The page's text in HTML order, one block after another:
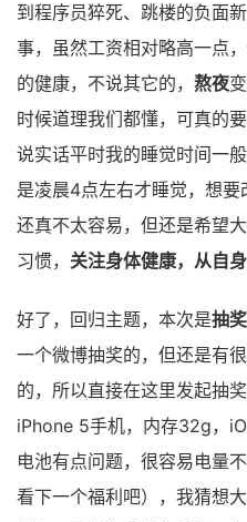
到程序员猝死、跳楼的负面
事，虽然工资相对略高一点
的健康，不说其它的， 熬夜
时候道理我们都懂，可真的
说实话平时我的睡觉时间一
是凌晨4点左右才睡觉，想
还真不太容易，但还是希望
习惯， 关注身体健康，从自身
好了，回归主题，本次是抽
一个微博抽奖的，但还是有
的，所以直接在这里发起抽
iPhone 5手机，内存32g，
电池有点问题，很容易电量
看下一个福利吧），我猜想